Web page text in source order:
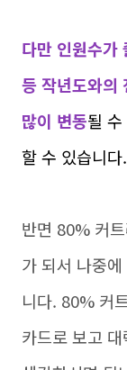
다만 인원수가
등 작년도와의
많이 변동될
할 수 있습니다.
반면 80% 커
가 되서 나중
니다. 80% 커
카드로 보고